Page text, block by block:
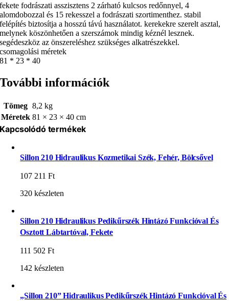
fekete fodrászati asszisztens 2 zárható kulcsos redőnnyel, 4
alomdobozzal és 15 rekesszel a fodrászati szortimenthez. stabil
felépítés biztosítja a hosszú távú használatot. kerekekre szerelt asztal,
melynek köszönhetően a szerszámok mindig kéznél lesznek.
segédeszköz az önszereléshez szükséges alkatrészekkel.
csomagolási méretek
81 * 23 * 40
További információk
Tömeg 8,2 kg
Méretek 81 × 23 × 40 cm
Kapcsolódó termékek
Sillon 210 Hidraulikus Kozmetikai Szék, Fehér, Bölcsővel
107 211Ft
320 készleten
Sillon 210 Hidraulikus Pedikűrszék Hintázó Funkcióval És
Osztott Lábtartóval, Fekete
111 502Ft
142 készleten
„Sillon 210” Hidraulikus Pedikűrszék Hintázó Funkcióval És